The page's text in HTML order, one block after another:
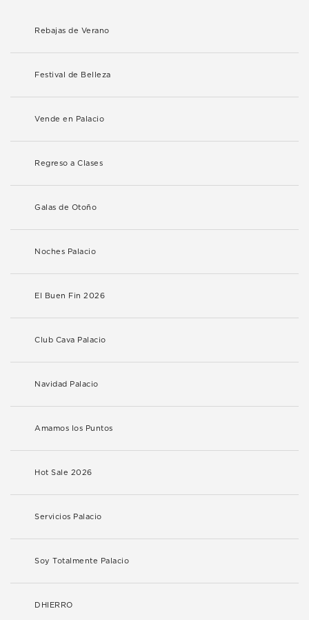
Rebajas de Verano
Festival de Belleza
Vende en Palacio
Regreso a Clases
Galas de Otoño
Noches Palacio
El Buen Fin 2026
Club Cava Palacio
Navidad Palacio
Amamos los Puntos
Hot Sale 2026
Servicios Palacio
Soy Totalmente Palacio
DHIERRO